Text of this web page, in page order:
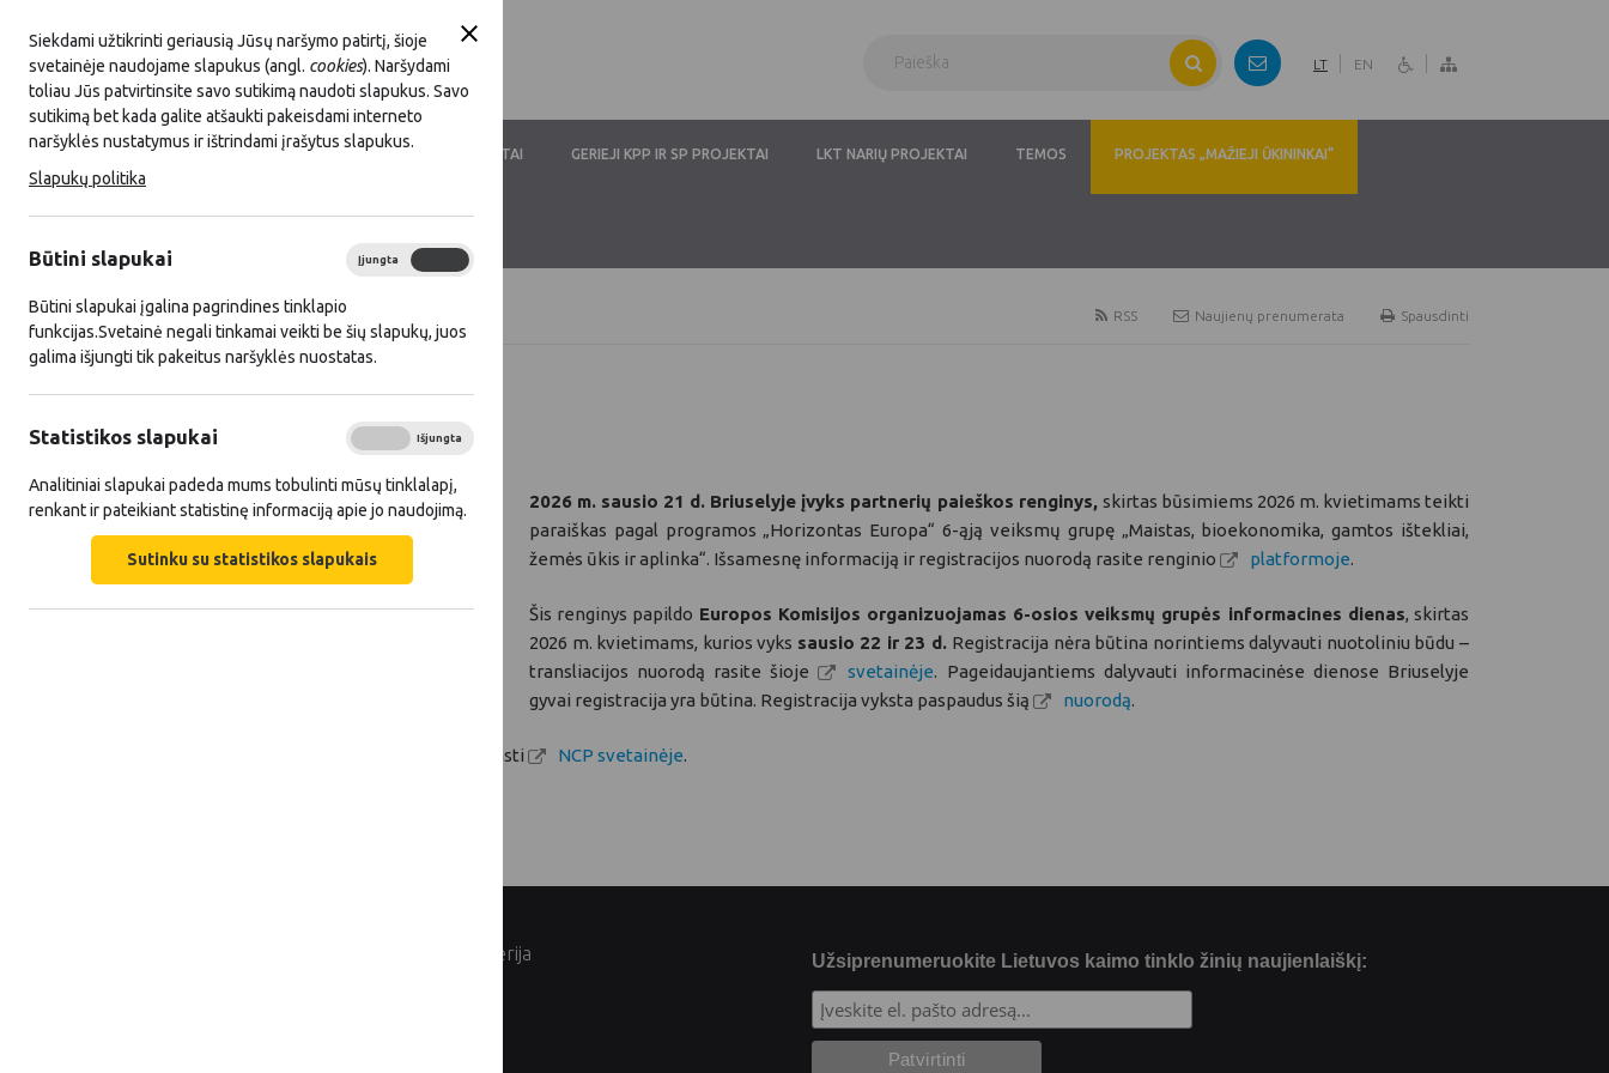
Siekdami užtikrinti geriausią Jūsų naršymo patirtį, šioje
svetainėje naudojame slapukus (angl. cookies). Naršydami
toliau Jūs patvirtinsite savo sutikimą naudoti slapukus. Savo
sutikimą bet kada galite atšaukti pakeisdami interneto
naršyklės nustatymus ir ištrindami įrašytus slapukus.
Slapukų politika
Būtini slapukai Įjungta
Būtini slapukai įgalina pagrindines tinklapio
funkcijas.Svetainė negali tinkamai veikti be šių slapukų, juos
galima išjungti tik pakeitus naršyklės nuostatas.
Statistikos slapukai Išjungta
Analitiniai slapukai padeda mums tobulinti mūsų tinklalapį,
renkant ir pateikiant statistinę informaciją apie jo naudojimą.
Sutinku su statistikos slapukais
LT EN
LKT VEIKLA LKT NARYSTĖ DOKUMENTAI GERIEJI KPP IR SP PROJEKTAI LKT NARIŲ PROJEKTAI TEMOS PROJEKTAS „MAŽIEJI ŪKININKAI“
Titulinis Naujienos Spausdinti
Naujienų prenumerata
RSS
Visos naujienos
2025 12 17
2026 m. sausio 21 d. Briuselyje įvyks partnerių paieškos renginys, skirtas būsimiems 2026 m. kvietimams teikti
paraiškas pagal programos „Horizontas Europa“ 6-ąją veiksmų grupę „Maistas, bioekonomika, gamtos ištekliai,
žemės ūkis ir aplinka“. Išsamesnę informaciją ir registracijos nuorodą rasite renginio
platformoje.
Šis renginys papildo Europos Komisijos organizuojamas 6-osios veiksmų grupės informacines dienas, skirtas
2026 m. kvietimams, kurios vyks sausio 22 ir 23 d. Registracija nėra būtina norintiems dalyvauti nuotoliniu būdu –
transliacijos nuorodą rasite šioje
svetainėje. Pageidaujantiems dalyvauti informacinėse dienose Briuselyje
gyvai registracija yra būtina. Registracija vyksta paspaudus šią
nuorodą.
Daugiau informacijos apie renginius galite rasti NCP svetainėje.
© Lietuvos Respublikos žemės ūkio ministerija Užsiprenumeruokite Lietuvos kaimo tinklo žinių naujienlaiškį: